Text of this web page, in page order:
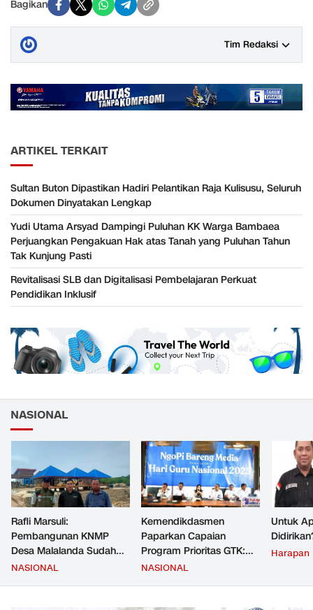
Bagikan
Tim Redaksi
ARTIKEL TERKAIT
Sultan Buton Dipastikan Hadiri Pelantikan Raja Kulisusu, Seluruh
Dokumen Dinyatakan Lengkap
Yudi Utama Arsyad Dampingi Puluhan KK Warga Bambaea
Perjuangkan Pengakuan Hak atas Tanah yang Puluhan Tahun
Tak Kunjung Pasti
Revitalisasi SLB dan Digitalisasi Pembelajaran Perkuat
Pendidikan Inklusif
NASIONAL
Rafli Marsuli:
Pembangunan KNMP
Desa Malalanda Sudah
Mencapai 69 Persen dan
NASIONAL
Kemendikdasmen
Paparkan Capaian
Program Prioritas GTK:
Kompetensi Meningkat,
NASIONAL
Untuk
Harapan